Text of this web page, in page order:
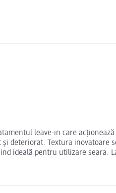
leave-in care
deteriorat. Textura
ideală pentru utilizare seara.